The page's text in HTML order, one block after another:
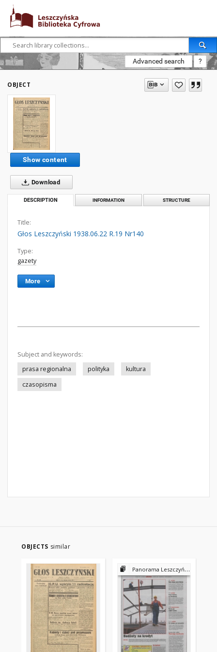
Advanced search ?
OBJECT
Show content
Download
DESCRIPTION INFORMATION STRUCTURE
Title:
Głos Leszczyński 1938.06.22 R.19 Nr140
Type:
gazety
More
Subject and keywords:
prasa regionalna
polityka
kultura
czasopisma
OBJECTS similar
Panorama Leszczyńska 2002